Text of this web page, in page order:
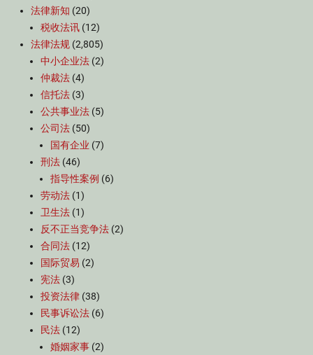
法律新知 (20)
税收法讯 (12)
法律法规 (2,805)
中小企业法 (2)
仲裁法 (4)
信托法 (3)
公共事业法 (5)
公司法 (50)
国有企业 (7)
刑法 (46)
指导性案例 (6)
劳动法 (1)
卫生法 (1)
反不正当竞争法 (2)
合同法 (12)
国际贸易 (2)
宪法 (3)
投资法律 (38)
民事诉讼法 (6)
民法 (12)
婚姻家事 (2)